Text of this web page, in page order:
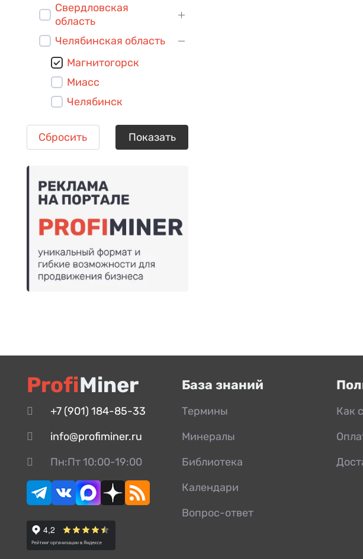
Свердловская
область
Челябинская область
Магнитогорск
Миасс
Челябинск
Показать
Сбросить
ProfiMiner
+7 (901) 184-85-33
info@profiminer.ru
Пн:Пт 10:00-19:00
База знаний
Термины
Минералы
Библиотека
Календари
Вопрос-ответ
Как